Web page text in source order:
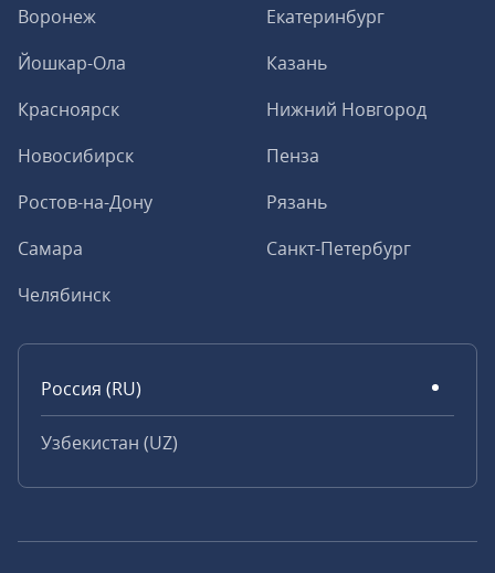
Воронеж
Екатеринбург
Йошкар-Ола
Казань
Красноярск
Нижний Новгород
Новосибирск
Пенза
Ростов-на-Дону
Рязань
Самара
Санкт-Петербург
Челябинск
Россия (RU)
Узбекистан (UZ)